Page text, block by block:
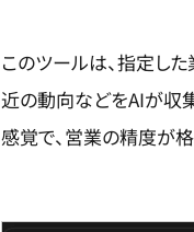
このツールは、指定し
近の動向などをAIが収
感覚で、営業の精度が